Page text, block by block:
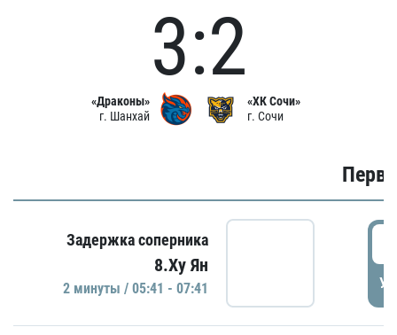
«Драконы»
г. Шанхай
3:2
«ХК Сочи»
г. Сочи
Задержка соперника
8.Ху Ян
2 минуты / 05:41 - 07:41